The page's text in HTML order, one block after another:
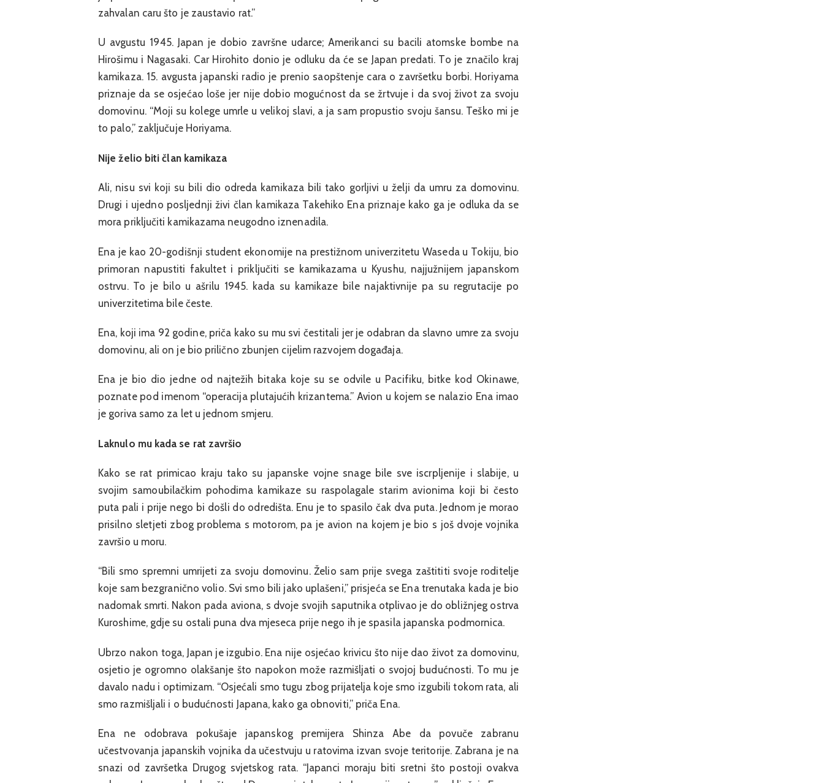
zahvalan caru što je zaustavio rat.”
U avgustu 1945. Japan je dobio završne udarce; Amerikanci su bacili atomske bombe na
Hirošimu i Nagasaki. Car Hirohito donio je odluku da će se Japan predati. To je značilo kraj
kamikaza. 15. avgusta japanski radio je prenio saopštenje cara o završetku borbi. Horiyama
priznaje da se osjećao loše jer nije dobio mogućnost da se žrtvuje i da svoj život za svoju
domovinu. “Moji su kolege umrle u velikoj slavi, a ja sam propustio svoju šansu. Teško mi je
to palo,” zaključuje Horiyama.
Nije želio biti član kamikaza
Ali, nisu svi koji su bili dio odreda kamikaza bili tako gorljivi u želji da umru za domovinu.
Drugi i ujedno posljednji živi član kamikaza Takehiko Ena priznaje kako ga je odluka da se
mora priključiti kamikazama neugodno iznenadila.
Ena je kao 20-godišnji student ekonomije na prestižnom univerzitetu Waseda u Tokiju, bio
primoran napustiti fakultet i priključiti se kamikazama u Kyushu, najjužnijem japanskom
ostrvu. To je bilo u ašrilu 1945. kada su kamikaze bile najaktivnije pa su regrutacije po
univerzitetima bile česte.
Ena, koji ima 92 godine, priča kako su mu svi čestitali jer je odabran da slavno umre za svoju
domovinu, ali on je bio prilično zbunjen cijelim razvojem događaja.
Ena je bio dio jedne od najtežih bitaka koje su se odvile u Pacifiku, bitke kod Okinawe,
poznate pod imenom “operacija plutajućih krizantema.” Avion u kojem se nalazio Ena imao
je goriva samo za let u jednom smjeru.
Laknulo mu kada se rat završio
Kako se rat primicao kraju tako su japanske vojne snage bile sve iscrpljenije i slabije, u
svojim samoubilačkim pohodima kamikaze su raspolagale starim avionima koji bi često
puta pali i prije nego bi došli do odredišta. Enu je to spasilo čak dva puta. Jednom je morao
prisilno sletjeti zbog problema s motorom, pa je avion na kojem je bio s još dvoje vojnika
završio u moru.
“Bili smo spremni umrijeti za svoju domovinu. Želio sam prije svega zaštititi svoje roditelje
koje sam bezgranično volio. Svi smo bili jako uplašeni,” prisjeća se Ena trenutaka kada je bio
nadomak smrti. Nakon pada aviona, s dvoje svojih saputnika otplivao je do obližnjeg ostrva
Kuroshime, gdje su ostali puna dva mjeseca prije nego ih je spasila japanska podmornica.
Ubrzo nakon toga, Japan je izgubio. Ena nije osjećao krivicu što nije dao život za domovinu,
osjetio je ogromno olakšanje što napokon može razmišljati o svojoj budućnosti. To mu je
davalo nadu i optimizam. “Osjećali smo tugu zbog prijatelja koje smo izgubili tokom rata, ali
smo razmišljali i o budućnosti Japana, kako ga obnoviti,” priča Ena.
Ena ne odobrava pokušaje japanskog premijera Shinza Abe da povuče zabranu
učestvovanja japanskih vojnika da učestvuju u ratovima izvan svoje teritorije. Zabrana je na
snazi od završetka Drugog svjetskog rata. “Japanci moraju biti sretni što postoji ovakva